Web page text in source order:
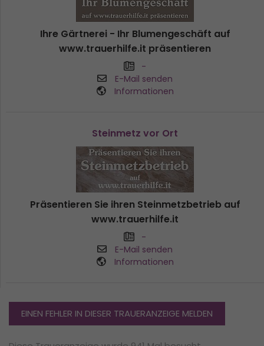
Ihre Gärtnerei - Ihr Blumengeschäft auf
www.trauerhilfe.it präsentieren
-
E-Mail senden
Informationen
Steinmetz vor Ort
Präsentieren Sie ihren Steinmetzbetrieb auf
www.trauerhilfe.it
-
E-Mail senden
Informationen
EINEN FEHLER IN DIESER TRAUERANZEIGE MELDEN